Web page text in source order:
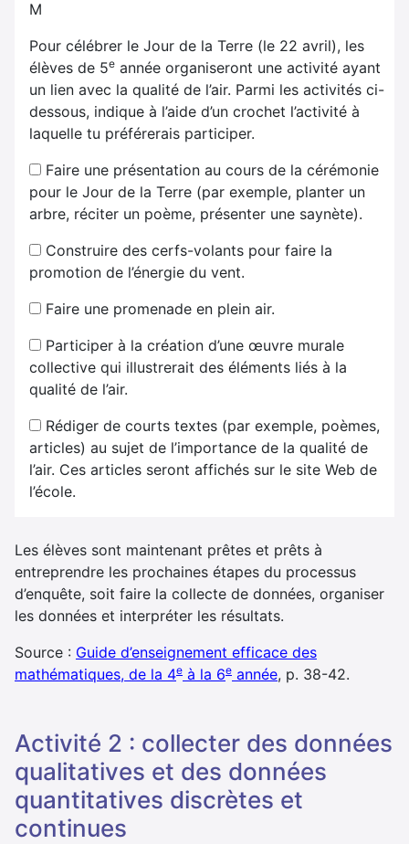
M
Pour célébrer le Jour de la Terre (le 22 avril), les
élèves de 5e année organiseront une activité ayant
un lien avec la qualité de l’air. Parmi les activités ci-
dessous, indique à l’aide d’un crochet l’activité à
laquelle tu préférerais participer.
Faire une présentation au cours de la cérémonie
pour le Jour de la Terre (par exemple, planter un
arbre, réciter un poème, présenter une saynète).
Construire des cerfs-volants pour faire la
promotion de l’énergie du vent.
Faire une promenade en plein air.
Participer à la création d’une œuvre murale
collective qui illustrerait des éléments liés à la
qualité de l’air.
Rédiger de courts textes (par exemple, poèmes,
articles) au sujet de l’importance de la qualité de
l’air. Ces articles seront affichés sur le site Web de
l’école.
Les élèves sont maintenant prêtes et prêts à
entreprendre les prochaines étapes du processus
d’enquête, soit faire la collecte de données, organiser
les données et interpréter les résultats.
Source : Guide d’enseignement efficace des
mathématiques, de la 4e à la 6e année, p. 38-42.
activité 2 : collecter des données
qualitatives et des données
quantitatives discrètes et
continues